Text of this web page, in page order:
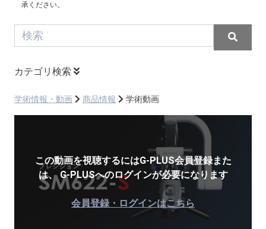
承ください。
カテゴリ検索
学術情報・動画 商品情報 学術動画
この動画を視聴するにはG-PLUS会員登録また
は、G-PLUSへのログインが必要になります
会員登録・ログインはこちら